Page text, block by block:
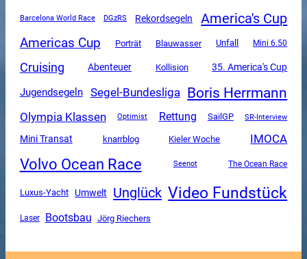
Barcelona World Race DGzRS Rekordsegeln America's Cup
Americas Cup Porträt Blauwasser Unfall Mini 6.50
Cruising Abenteuer Kollision 35. America's Cup
Jugendsegeln Segel-Bundesliga Boris Herrmann
Olympia Klassen Optimist Rettung SailGP SR-Interview
Mini Transat knarrblog Kieler Woche IMOCA
Volvo Ocean Race Seenot The Ocean Race
Luxus-Yacht Umwelt Unglück Video Fundstück
Laser Bootsbau Jörg Riechers